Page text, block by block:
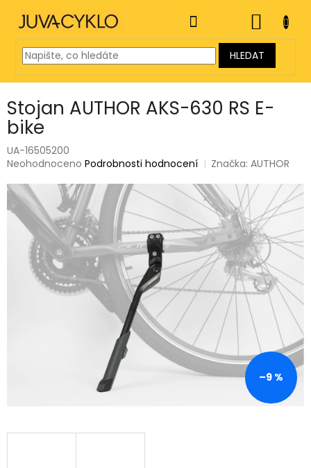
obsah
HLEDAT
KOŠÍK
Stojan AUTHOR AKS-630 RS E-
bike
UA-16505200
Průměrné
produktu
0,0
hvězdiček.
Neohodnoceno Podrobnosti hodnocení Značka:AUTHOR
–9 %